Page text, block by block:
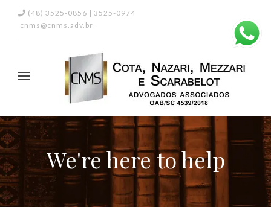
(48) 3525-0856 | 3525-0974
cnms@cnms.adv.br
We're here to help